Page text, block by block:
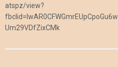
atspz/view?
Um29VDfZixCMk